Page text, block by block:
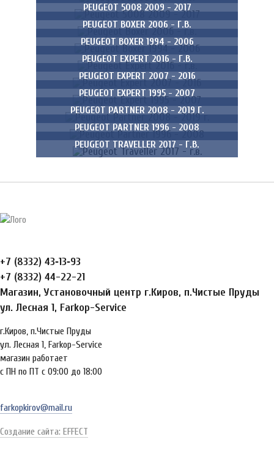
PEUGEOT 5008 2009 - 2017
PEUGEOT BOXER 2006 - Г.В.
PEUGEOT BOXER 1994 - 2006
PEUGEOT EXPERT 2016 - Г.В.
PEUGEOT EXPERT 2007 - 2016
PEUGEOT EXPERT 1995 - 2007
PEUGEOT PARTNER 2008 - 2019 Г.
PEUGEOT PARTNER 1996 - 2008
PEUGEOT TRAVELLER 2017 - Г.В.
+7 (8332) 43‑13‑93
+7 (8332) 44-22-21
Магазин, Установочный центр г.Киров, п.Чистые Пруды
ул. Лесная 1, Farkop-Service
г.Киров, п.Чистые Пруды
ул. Лесная 1, Farkop-Service
магазин работает
с ПН по ПТ с 09:00 до 18:00
farkopkirov@mail.ru
Создание сайта: EFFECT